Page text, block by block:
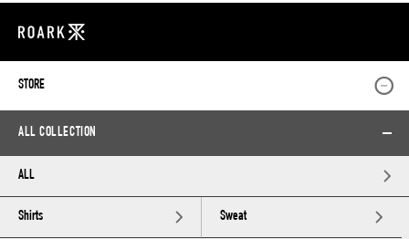
STORE
ALL COLLECTION
ALL
Shirts Sweat